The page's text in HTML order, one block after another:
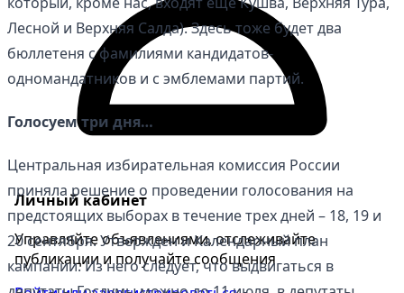
Личный кабинет
Управляйте объявлениями, отслеживайте
публикации и получайте сообщения
Лесной и Верхняя Салда). Здесь тоже будет два
бюллетеня с фамилиями кандидатов-
одномандатников и с эмблемами партий.
Голосуем три дня…
Центральная избирательная комиссия России
приняла решение о проведении голосования на
предстоящих выборах в течение трех дней – 18, 19 и
20 сентября. Утвержден и Календарный план
кампании. Из него следует, что выдвигаться в